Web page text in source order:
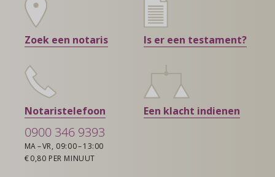
Zoek een notaris Is er een testament?
Notaristelefoon
0900 346 9393
MA – VR, 09:00 – 13:00
€ 0,80 PER MINUUT
Een klacht indienen